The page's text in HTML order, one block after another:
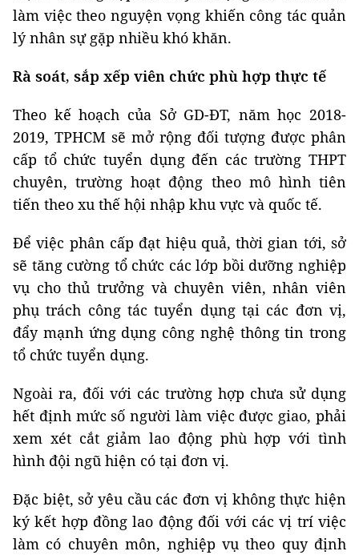
làm việc theo nguyện vọng khiến công tác quản
lý nhân sự gặp nhiều khó khăn.
Rà soát, sắp xếp viên chức phù hợp thực tế
Theo kế hoạch của Sở GD-ĐT, năm học 2018-
2019, TPHCM sẽ mở rộng đối tượng được phân
cấp tổ chức tuyển dụng đến các trường THPT
chuyên, trường hoạt động theo mô hình tiên
tiến theo xu thế hội nhập khu vực và quốc tế.
Để việc phân cấp đạt hiệu quả, thời gian tới, sở
sẽ tăng cường tổ chức các lớp bồi dưỡng nghiệp
vụ cho thủ trưởng và chuyên viên, nhân viên
phụ trách công tác tuyển dụng tại các đơn vị,
đẩy mạnh ứng dụng công nghệ thông tin trong
tổ chức tuyển dụng.
Ngoài ra, đối với các trường hợp chưa sử dụng
hết định mức số người làm việc được giao, phải
xem xét cắt giảm lao động phù hợp với tình
hình đội ngũ hiện có tại đơn vị.
Đặc biệt, sở yêu cầu các đơn vị không thực hiện
ký kết hợp đồng lao động đối với các vị trí việc
làm có chuyên môn, nghiệp vụ theo quy định